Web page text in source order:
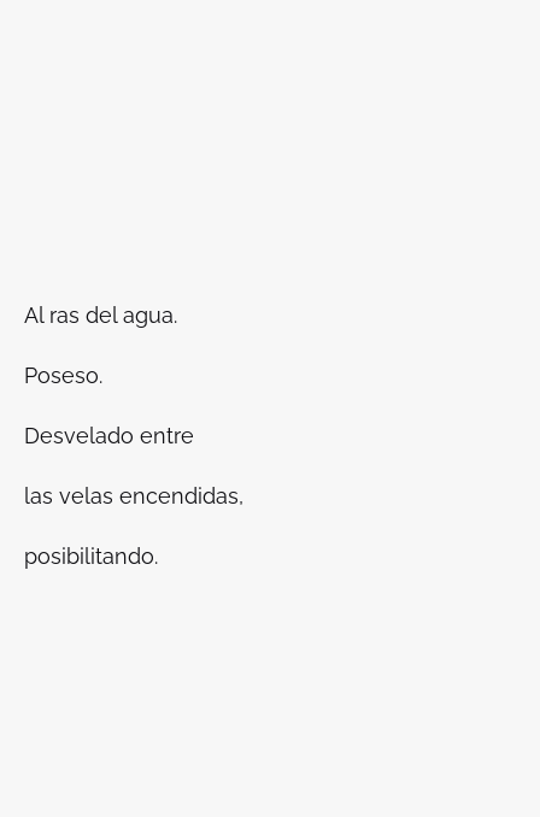
Al ras del agua.
Poseso.
Desvelado entre
las velas encendidas,
posibilitando.